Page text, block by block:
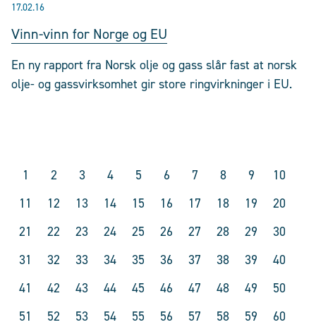
17.02.16
Vinn-vinn for Norge og EU
En ny rapport fra Norsk olje og gass slår fast at norsk
olje- og gassvirksomhet gir store ringvirkninger i EU.
1 2 3 4 5 6 7 8 9
10
11
12 13 14 15 16 17 18 19
20
21
22 23 24 25 26 27 28 29
30
31
32 33 34 35 36 37 38 39
40
41
42 43 44 45 46 47 48 49
50
51
52 53 54 55 56 57 58 59
60